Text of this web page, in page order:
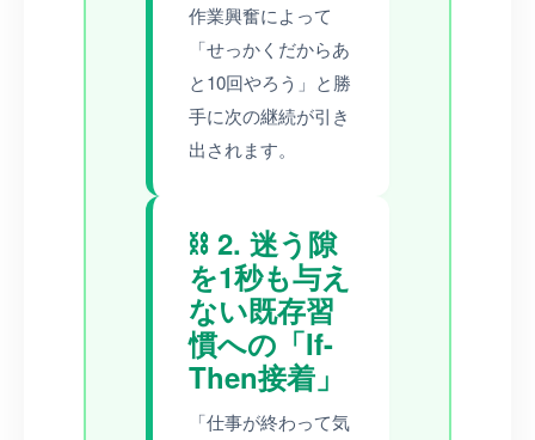
作業興奮によって
「せっかくだからあ
と10回やろう」と勝
手に次の継続が引き
出されます。
⛓️ 2. 迷う隙
を1秒も与え
ない既存習
慣への「If-
Then接着」
「仕事が終わって気